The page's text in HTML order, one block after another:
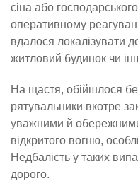
сіна або
оперативному
вдалося локалізувати
житловий будинок чи
На щастя, обійшлося
рятувальники вкотре
уважними й
відкритого вогню,
Недбалість у таких
дорого.